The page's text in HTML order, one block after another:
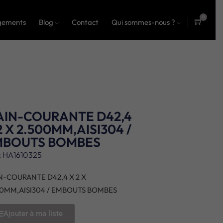
Blog Contact Qui sommes-nous ?
0
COURANTE D42,4
X 2.500MM,AISI304 /
BOMBES
HA1610325
COURANTE D42,4 X 2 X
/ EMBOUTS BOMBES
Ajouter à ma liste